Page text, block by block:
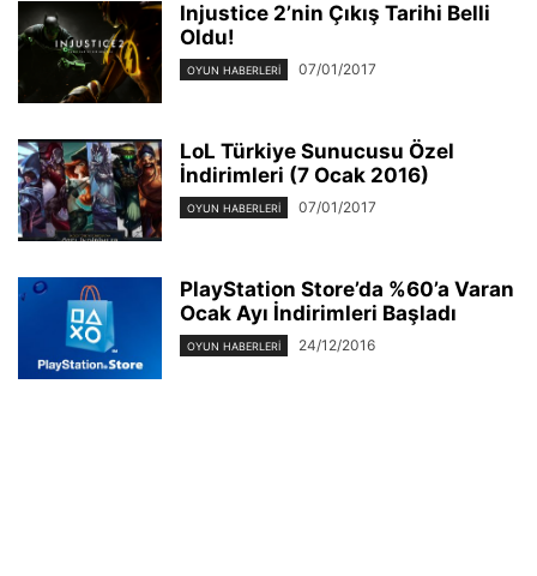
Injustice 2’nin Çıkış Tarihi Belli
Oldu!
OYUN HABERLERI 07/01/2017
LoL Türkiye Sunucusu Özel
İndirimleri (7 Ocak 2016)
OYUN HABERLERI 07/01/2017
PlayStation Store’da %60’a Varan
Ocak Ayı İndirimleri Başladı
OYUN HABERLERI 24/12/2016